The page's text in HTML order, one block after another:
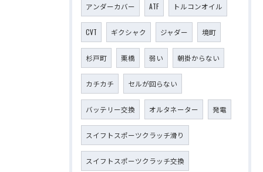
アンダーカバー ATF トルコンオイル
CVT ギクシャク ジャダー 境町
杉戸町 栗橋 弱い 朝掛からない
カチカチ セルが回らない
バッテリー交換 オルタネーター 発電
スイフトスポーツクラッチ滑り
スイフトスポーツクラッチ交換